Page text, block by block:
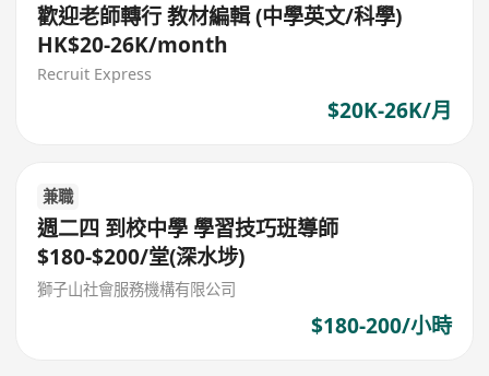
歡迎老師轉行 教材編輯 (中學英文/科學)
HK$20-26K/month
Recruit Express
$20K-26K/月
兼職
週二四 到校中學 學習技巧班導師
$180-$200/堂(深水埗)
獅子山社會服務機構有限公司
$180-200/小時